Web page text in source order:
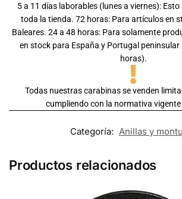
5 a 11 días laborables (lunes a viernes):
toda la tienda. 72 horas: Para artículos en
Baleares. 24 a 48 horas: Para solamente
en stock para España y Portugal peninsular
horas).
Todas nuestras carabinas se venden
cumpliendo con la normativa vigente
Categoría: Anillas y
Productos relacionados